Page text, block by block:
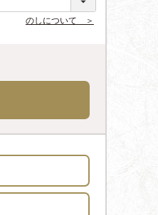
のしについて ＞